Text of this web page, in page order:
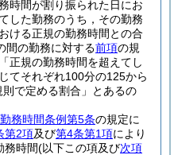
時間が割り振られた日にお
した勤務のうち，その勤務
ける正規の勤務時間との合
間の勤務に対する前項の規
正規の勤務時間を超えてし
てそれぞれ100分の125から
で定める割合」とあるの
勤務時間条例第5条の規定に
第2項及び第4条第1項により
務時間(以下この項及び次項